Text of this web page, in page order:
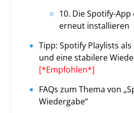
10. Die Spotify-
erneut installieren
Tipp: Spotify Playlists
und eine stabilere
[*Empfohlen*]
FAQs zum Thema von
Wiedergabe“